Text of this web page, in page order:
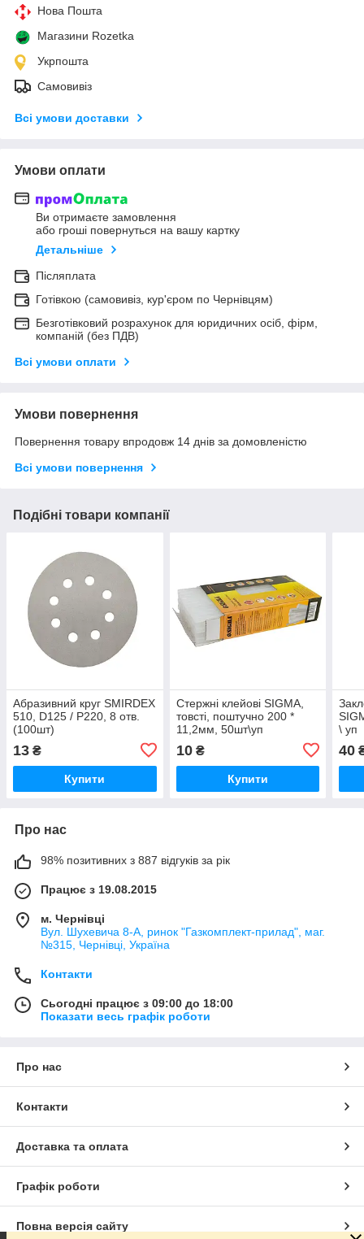
Нова Пошта
Магазини Rozetka
Укрпошта
Самовивіз
Всі умови доставки
Умови оплати
Ви отримаєте замовлення
або гроші повернуться на вашу картку
Детальніше
Післяплата
Готівкою (самовивіз, кур'єром по Чернівцям)
Безготівковий розрахунок для юридичних осіб, фірм,
компаній (без ПДВ)
Всі умови оплати
Умови повернення
Повернення товару впродовж 14 днів за домовленістю
Всі умови повернення
Подібні товари компанії
Абразивний круг SMIRDEX
510, D125 / Р220, 8 отв.
(100шт)
13 ₴
Купити
Стержні клейові SIGMA,
товсті, поштучно 200 *
11,2мм, 50шт\уп
10₴
Купити
\ уп
40
Про нас
98% позитивних з 887 відгуків за рік
Працює з 19.08.2015
м. Чернівці
Вул. Шухевича 8-А, ринок "Газкомплект-прилад", маг.
№315, Чернівці, Україна
Контакти
Сьогодні працює з 09:00 до 18:00
Показати весь графік роботи
Про нас
Контакти
Доставка та оплата
Графік роботи
Повна версія сайту